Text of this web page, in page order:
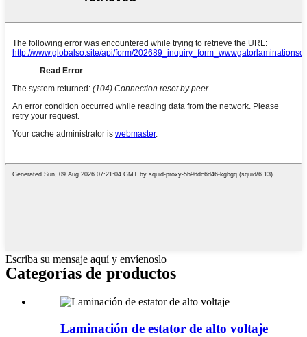
Escriba su mensaje aquí y envíenoslo
Categorías de productos
Laminación de estator de alto voltaje